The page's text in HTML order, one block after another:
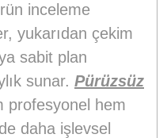
inceleme
yukarıdan çekim
sabit plan
sunar. Pürüzsüz
profesyonel hem
daha işlevsel